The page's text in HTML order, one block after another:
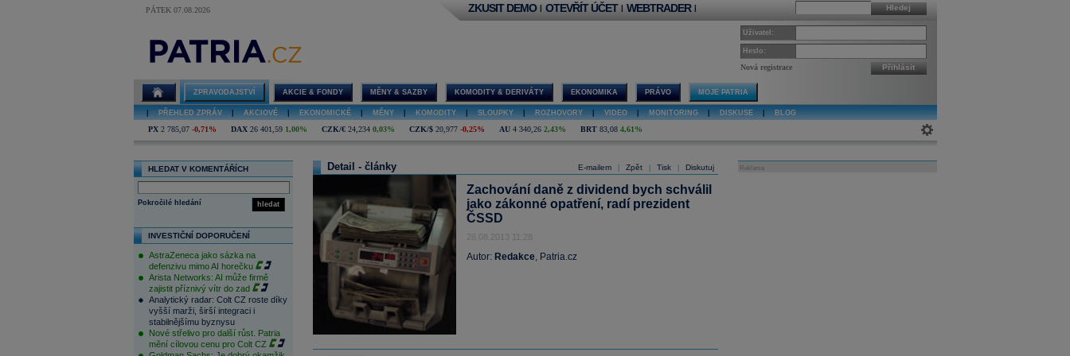
PÁTEK 07.08.2026 Hledej
ZKUSIT DEMO | OTEVŘÍT ÚČET | WEBTRADER |
Uživatel:
Heslo:
Nová registrace Přihlásit
ZPRAVODAJSTVÍ AKCIE & FONDY MĚNY & SAZBY KOMODITY & DERIVÁTY EKONOMIKA PRÁVO MOJE PATRIA
PŘEHLED ZPRÁV AKCIOVÉ EKONOMICKÉ MĚNY KOMODITY SLOUPKY ROZHOVORY VIDEO MONITORING DISKUSE BLOG
PX 2 785,07 -0,71% DAX 26 401,59 1,00% CZK/€ 24,234 0,03% CZK/$ 20,977 -0,25% AU 4 340,26 2,43% BRT 83,08 4,61%
HLEDAT V KOMENTÁŘÍCH
hledat
Pokročilé hledání
INVESTIČNÍ DOPORUČENÍ
AstraZeneca jako sázka na
defenzivu mimo AI horečku
Arista Networks: AI může firmě
zajistit příznivý vítr do zad
Analytický radar: Colt CZ roste díky
vyšší marži, širší integraci i
stabilnějšímu byznysu
Nové střelivo pro další růst. Patria
mění cílovou cenu pro Colt CZ
E-mailem Zpět Tisk Diskutuj
Detail - články
Zachování daně z dividend bych schválil
jako zákonné opatření, radí prezident
ČSSD
26.08.2013 11:28
Autor: Redakce, Patria.cz
Reklama